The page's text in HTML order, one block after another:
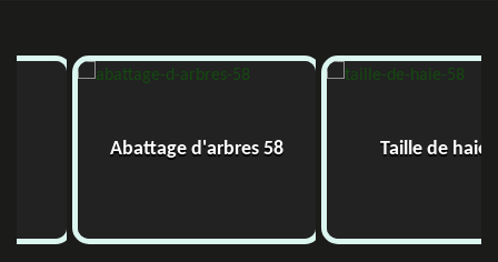
Abattage d'arbres 58 Taille de haie